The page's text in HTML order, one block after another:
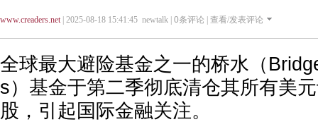
www.creaders.net| 2025-08-18 15:41:45 newtalk | 0条评论 | 查看/发表评论
全球最大避险基金之一的桥水（
s）基金于第二季彻底清仓其所有美
股，引起国际金融关注。